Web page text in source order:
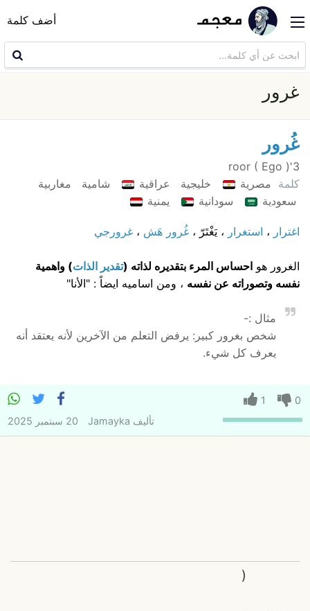
أضف كلمة
غرور
غُرور
3'roor ( Ego )
كلمة مصرية خليجية عراقية شامية
مغاربية
سعودية
سودانية يمنية
اغترار ، استغرار ، يَغْتَرّ ، غُرور هَش ، غرورجي
الغرور هو احساس المرء بتقديره لذاته (تقدير الذات) واهمية
نفسه وتصوراته عن نفسه ، ومن اساميه ايضاً : "الأنا"
مثال :-
شخص بغرور كبير: يرفض التعلم من الآخرين لأنه يعتقد أنه
يعرف كل شيء.
0
1
تأليف Jamayka 20 سبتمبر 2025
(